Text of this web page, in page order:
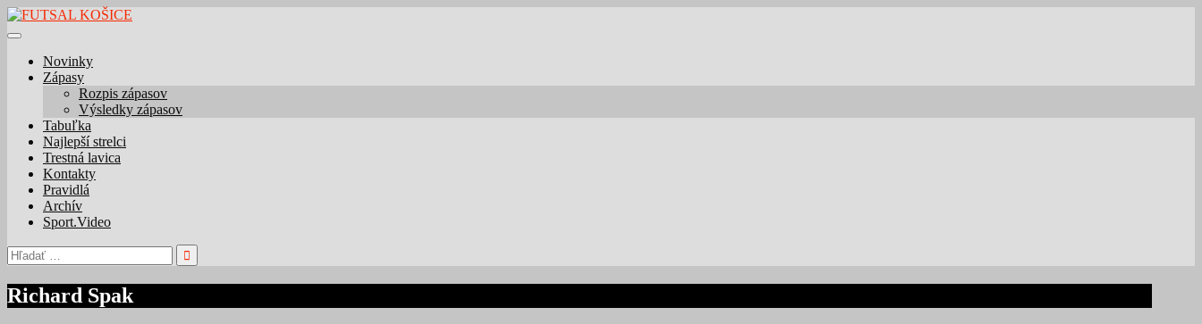
Skip
to
Novinky
Zápasy
Rozpis zápasov
Výsledky zápasov
Tabuľka
Najlepší strelci
Trestná lavica
Kontakty
Pravidlá
Archív
Sport.Video
Hľadať:
Richard Spak